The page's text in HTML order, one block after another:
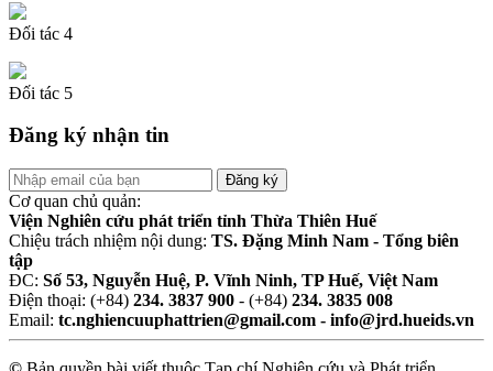
Đối tác 4
Đối tác 5
Đăng ký nhận tin
Cơ quan chủ quản:
Viện Nghiên cứu phát triển tỉnh Thừa Thiên Huế
Chiệu trách nhiệm nội dung: TS. Đặng Minh Nam - Tổng biên
tập
ĐC: Số 53, Nguyễn Huệ, P. Vĩnh Ninh, TP Huế, Việt Nam
Điện thoại: (+84) 234. 3837 900 - (+84) 234. 3835 008
Email: tc.nghiencuuphattrien@gmail.com - info@jrd.hueids.vn